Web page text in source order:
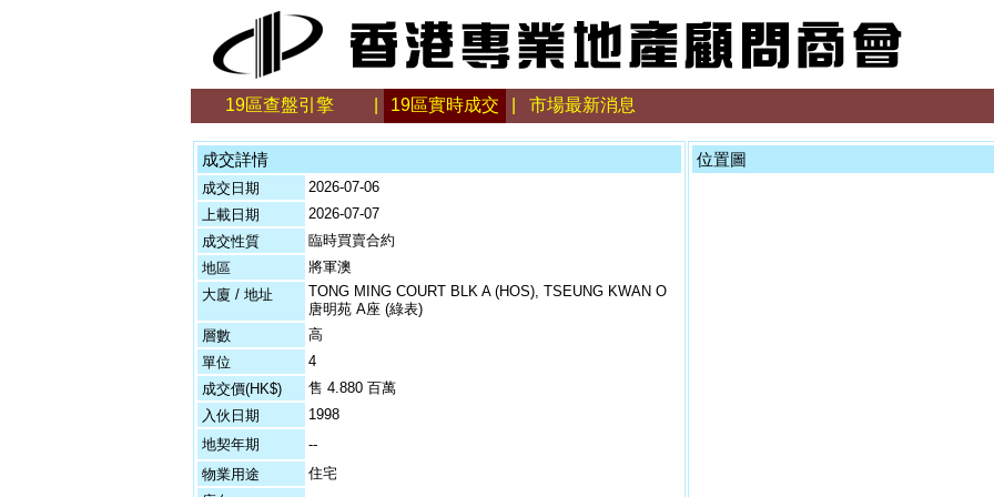
19區查盤引擎 19區實時成交 市場最新消息
成交詳情
成交日期
2026-07-06
上載日期
2026-07-07
成交性質
臨時買賣合約
地區
將軍澳
大廈 / 地址
TONG MING COURT BLK A (HOS), TSEUNG KWAN O
唐明苑 A座 (綠表)
層數
高
單位
4
成交價(HK$)
售 4.880 百萬
入伙日期
1998
地契年期
--
物業用途
住宅
位置圖